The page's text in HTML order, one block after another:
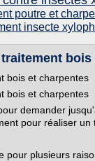
poutre et
insecte
bois
bois et charpentes
bois et charpentes
demander
pour réaliser un
plusieurs